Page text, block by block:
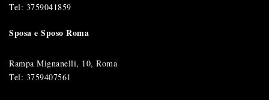
Tel: 3759041859
Sposa e Sposo Roma
Rampa Mignanelli, 10, Roma
Tel: 3759407561